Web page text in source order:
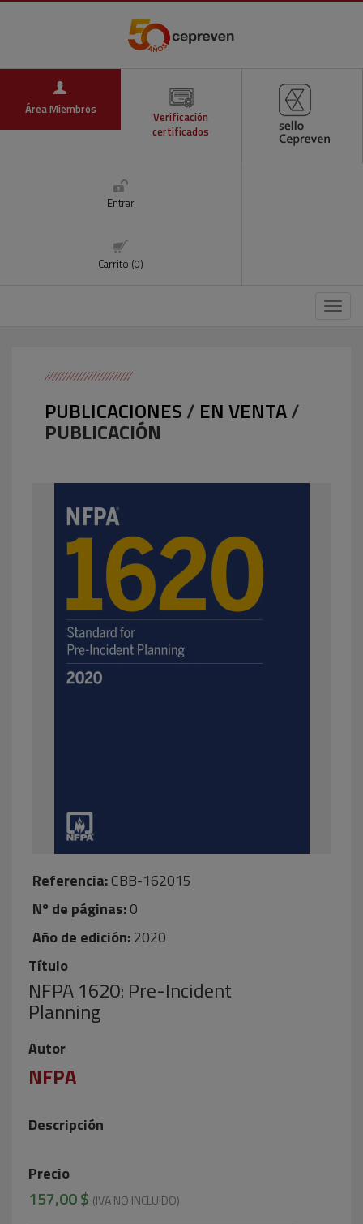
Área Miembros
Verificación
certificados
Entrar
Carrito (0)
Menú
PUBLICACIONES/ EN VENTA/
PUBLICACIÓN
Referencia:CBB-162015
Nº de páginas:0
Año de edición:2020
Título
NFPA 1620: Pre-Incident
Planning
Autor
NFPA
Descripción
Precio
157,00 $ (IVA NO INCLUIDO)